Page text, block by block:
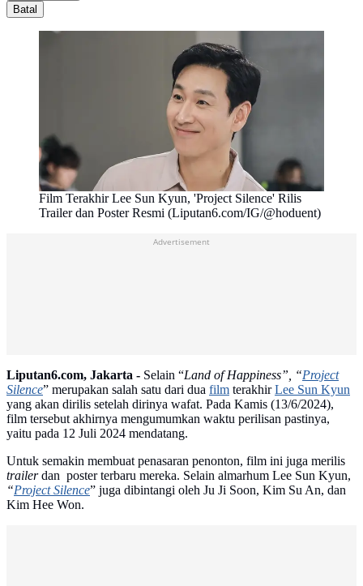
Batal
Film Terakhir Lee Sun Kyun, 'Project Silence' Rilis
Trailer dan Poster Resmi (Liputan6.com/IG/@hoduent)
Advertisement
Liputan6.com, Jakarta - Selain “Land of Happiness”, “Project
Silence” merupakan salah satu dari dua film terakhirLee Sun Kyun
yang akan dirilis setelah dirinya wafat. Pada Kamis (13/6/2024),
film tersebut akhirnya mengumumkan waktu perilisan pastinya,
yaitu pada 12 Juli 2024 mendatang.
Untuk semakin membuat penasaran penonton, film ini juga merilis
trailerdan poster terbaru mereka. Selain almarhum Lee Sun Kyun,
“Project Silence” juga dibintangi oleh Ju Ji Soon, Kim Su An, dan
Kim Hee Won.